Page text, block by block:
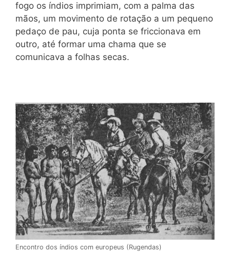
fogo os índios imprimiam, com a palma das
mãos, um movimento de rotação a um pequeno
pedaço de pau, cuja ponta se friccionava em
outro, até formar uma chama que se
comunicava a folhas secas.
Encontro dos índios com europeus (Rugendas)